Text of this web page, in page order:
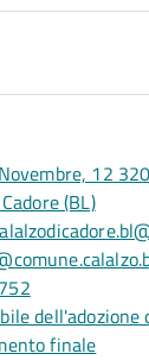
12
(BL)
dell'adozione
finale